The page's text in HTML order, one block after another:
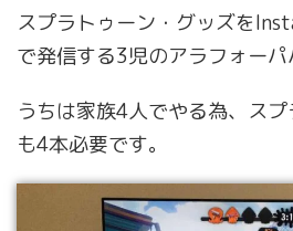
スプラトゥーン・グッズを
で発信する3児のアラフォーパ
うちは家族4人でやる為、ス
も4本必要です。